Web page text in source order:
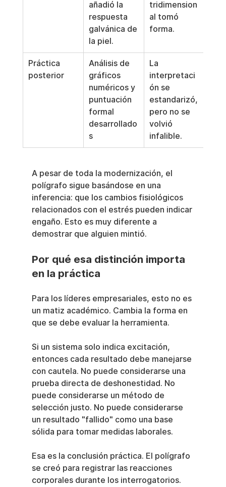
añadió la
respuesta
galvánica de
la piel.
tridimension
al tomó
forma.
Práctica
posterior
Análisis de
gráficos
numéricos y
puntuación
formal
desarrollado
s
La
interpretaci
ón se
estandarizó,
pero no se
volvió
infalible.
A pesar de toda la modernización, el
polígrafo sigue basándose en una
inferencia: que los cambios fisiológicos
relacionados con el estrés pueden indicar
engaño. Esto es muy diferente a
demostrar que alguien mintió.
Por qué esa distinción importa
en la práctica
Para los líderes empresariales, esto no es
un matiz académico. Cambia la forma en
que se debe evaluar la herramienta.
Si un sistema solo indica excitación,
entonces cada resultado debe manejarse
con cautela. No puede considerarse una
prueba directa de deshonestidad. No
puede considerarse un método de
selección justo. No puede considerarse
un resultado "fallido" como una base
sólida para tomar medidas laborales.
Esa es la conclusión práctica. El polígrafo
se creó para registrar las reacciones
corporales durante los interrogatorios.